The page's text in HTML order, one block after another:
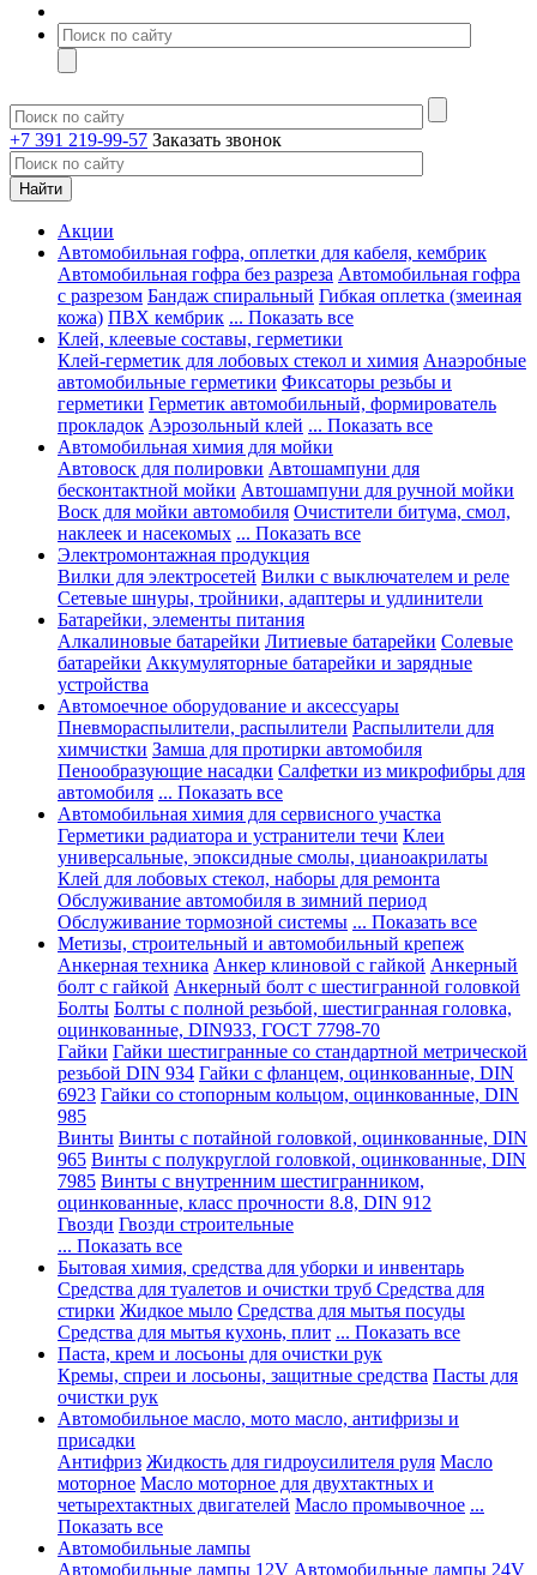
+7 391 219-99-57 Заказать звонок
Акции
Автомобильная гофра, оплетки для кабеля, кембрик
Автомобильная гофра без разреза Автомобильная гофра
с разрезом Бандаж спиральный Гибкая оплетка (змеиная
кожа) ПВХ кембрик ... Показать все
Клей, клеевые составы, герметики
Клей-герметик для лобовых стекол и химия Анаэробные
автомобильные герметики Фиксаторы резьбы и
герметики Герметик автомобильный, формирователь
прокладок Аэрозольный клей ... Показать все
Автомобильная химия для мойки
Автовоск для полировки Автошампуни для
бесконтактной мойки Автошампуни для ручной мойки
Воск для мойки автомобиля Очистители битума, смол,
наклеек и насекомых ... Показать все
Электромонтажная продукция
Вилки для электросетей Вилки с выключателем и реле
Сетевые шнуры, тройники, адаптеры и удлинители
Батарейки, элементы питания
Алкалиновые батарейки Литиевые батарейки Солевые
батарейки Аккумуляторные батарейки и зарядные
устройства
Автомоечное оборудование и аксессуары
Пневмораспылители, распылители Распылители для
химчистки Замша для протирки автомобиля
Пенообразующие насадки Салфетки из микрофибры для
автомобиля ... Показать все
Автомобильная химия для сервисного участка
Герметики радиатора и устранители течи Клеи
универсальные, эпоксидные смолы, цианоакрилаты
Клей для лобовых стекол, наборы для ремонта
Обслуживание автомобиля в зимний период
Обслуживание тормозной системы ... Показать все
Метизы, строительный и автомобильный крепеж
Анкерная техника Анкер клиновой с гайкой Анкерный
болт с гайкой Анкерный болт с шестигранной головкой
Болты Болты с полной резьбой, шестигранная головка,
оцинкованные, DIN933, ГОСТ 7798-70
Гайки Гайки шестигранные со стандартной метрической
резьбой DIN 934 Гайки с фланцем, оцинкованные, DIN
6923 Гайки со стопорным кольцом, оцинкованные, DIN
985
Винты Винты с потайной головкой, оцинкованные, DIN
965 Винты с полукруглой головкой, оцинкованные, DIN
7985 Винты с внутренним шестигранником,
оцинкованные, класс прочности 8.8, DIN 912
Гвозди Гвозди строительные
... Показать все
Бытовая химия, средства для уборки и инвентарь
Средства для туалетов и очистки труб Средства для
стирки Жидкое мыло Средства для мытья посуды
Средства для мытья кухонь, плит ... Показать все
Паста, крем и лосьоны для очистки рук
Кремы, спреи и лосьоны, защитные средства Пасты для
очистки рук
Автомобильное масло, мото масло, антифризы и
присадки
Антифриз Жидкость для гидроусилителя руля Масло
моторное Масло моторное для двухтактных и
четырехтактных двигателей Масло промывочное ...
Показать все
Автомобильные лампы
Автомобильные лампы 12V Автомобильные лампы 24V